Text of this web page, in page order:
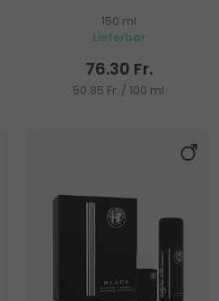
150 ml
Lieferbar
76.30 Fr.
50.85 Fr. / 100 ml